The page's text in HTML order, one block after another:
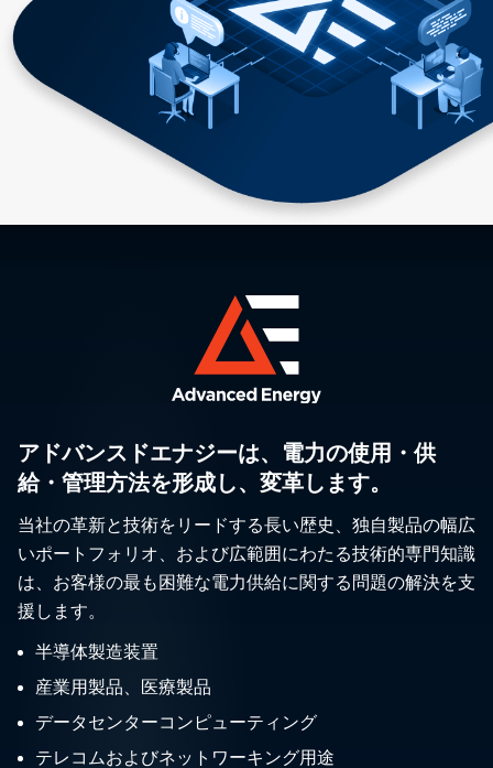
アドバンスドエナジーは、電力の使用・供
給・管理方法を形成し、変革します。
当社の革新と技術をリードする長い歴史、独自製品の幅広
いポートフォリオ、および広範囲にわたる技術的専門知識
は、お客様の最も困難な電力供給に関する問題の解決を支
援します。
半導体製造装置
産業用製品、医療製品
データセンターコンピューティング
テレコムおよびネットワーキング用途